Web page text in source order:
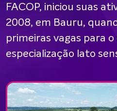
FACOP, iniciou suas
2008, em Bauru,
primeiras vagas para o
especialização lato